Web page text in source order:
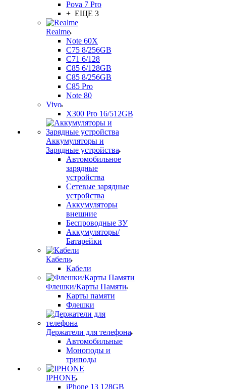
Pova 7 Pro
+ ЕЩЕ 3
Realme
Note 60X
C75 8/256GB
C71 6/128
C85 6/128GB
C85 8/256GB
C85 Pro
Note 80
Vivo
X300 Pro 16/512GB
Аккумуляторы и
Зарядные устройства
Автомобильное
зарядные
устройства
Сетевые зарядные
устройства
Аккумуляторы
внешние
Беспроводные ЗУ
Аккумуляторы/
Батарейки
Кабели
Кабели
Флешки/Карты Памяти
Карты памяти
Флешки
Держатели для телефона
Автомобильные
Моноподы и
триподы
IPHONE
iPhone 13 128GB